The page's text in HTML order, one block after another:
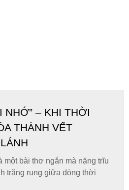
NHỚ” – KHI THỜI
THÀNH VẾT
một bài thơ ngắn mà nặng trĩu
trăng rụng giữa dòng thời